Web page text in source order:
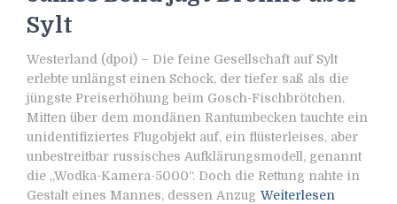
Sylt
Westerland (dpoi) – Die feine Gesellschaft auf Sylt
erlebte unlängst einen Schock, der tiefer saß als die
jüngste Preiserhöhung beim Gosch-Fischbrötchen.
Mitten über dem mondänen Rantumbecken tauchte ein
unidentifiziertes Flugobjekt auf, ein flüsterleises, aber
unbestreitbar russisches Aufklärungsmodell, genannt
die „Wodka-Kamera-5000“. Doch die Rettung nahte in
Gestalt eines Mannes, dessen Anzug Weiterlesen